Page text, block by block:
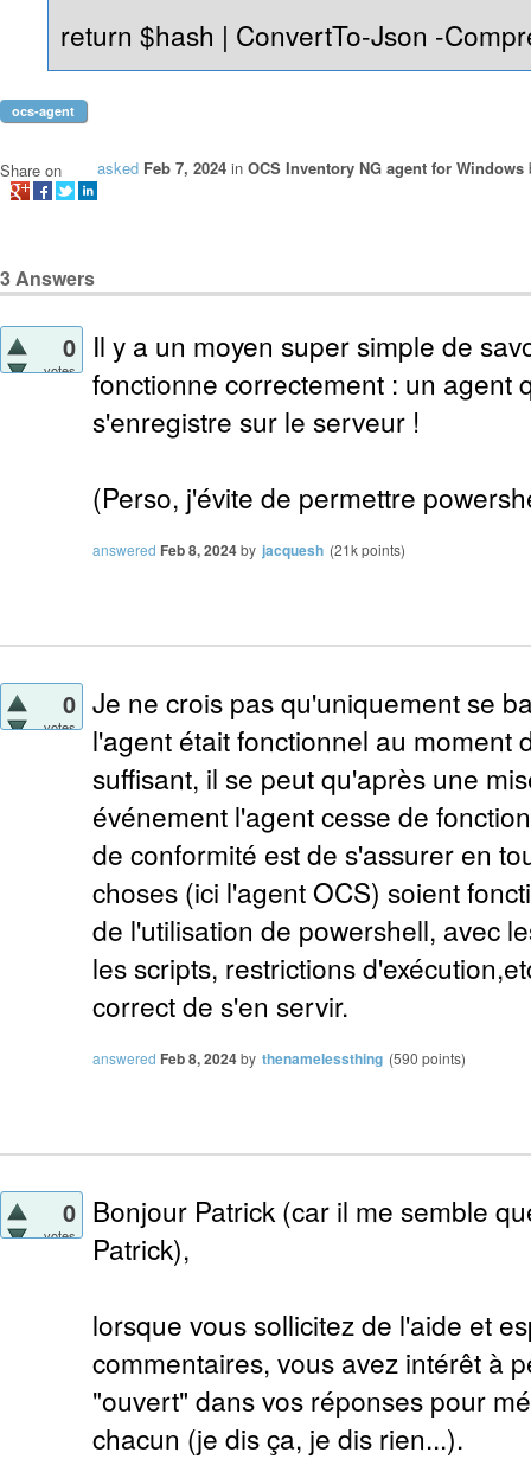
return $hash | ConvertTo-Json -
ocs-agent
asked Feb 7, 2024 in OCS Inventory NG agent for Windows
Share on
3Answers
0
votes
Il y a un moyen super simple de
fonctionne correctement : un agent
s'enregistre sur le serveur !
(Perso, j'évite de permettre
answered Feb 8, 2024by jacquesh (21kpoints)
0
votes
Je ne crois pas qu'uniquement se
l'agent était fonctionnel au moment
suffisant, il se peut qu'après une
événement l'agent cesse de
de conformité est de s'assurer en
choses (ici l'agent OCS) soient
de l'utilisation de powershell, avec
les scripts, restrictions
correct de s'en servir.
answered Feb 8, 2024by thenamelessthing (590 points)
0
votes
Bonjour Patrick (car il me semble
Patrick),
lorsque vous sollicitez de l'aide et
commentaires, vous avez intérêt à
"ouvert" dans vos réponses pour
chacun (je dis ça, je dis rien...).